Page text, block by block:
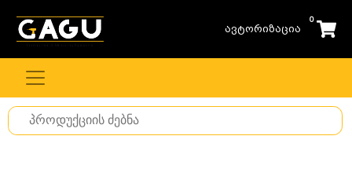
ავტორიზაცია
0
Search
for